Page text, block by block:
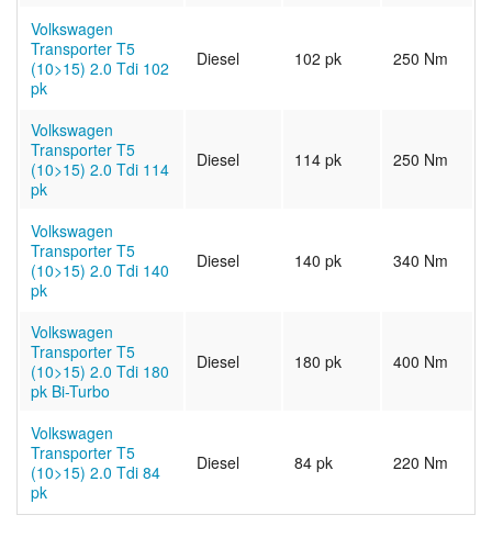
Volkswagen
Transporter T5
(10>15) 2.0 Tdi 102
pk
Diesel 102 pk 250 Nm
Volkswagen
Transporter T5
(10>15) 2.0 Tdi 114
pk
Diesel 114 pk 250 Nm
Volkswagen
Transporter T5
(10>15) 2.0 Tdi 140
pk
Diesel 140 pk 340 Nm
Volkswagen
Transporter T5
(10>15) 2.0 Tdi 180
pk Bi-Turbo
Diesel 180 pk 400 Nm
Volkswagen
Transporter T5
(10>15) 2.0 Tdi 84
pk
Diesel 84 pk 220 Nm